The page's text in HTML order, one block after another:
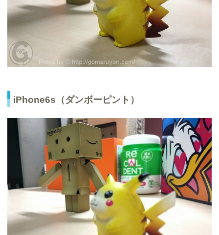
iPhone6s（ダンボーピント）